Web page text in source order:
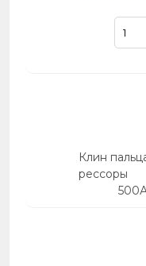
Клин
рессоры